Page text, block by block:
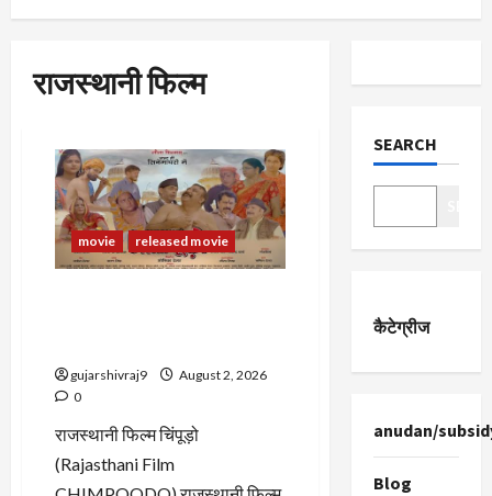
राजस्थानी फिल्म
movie released movie
gujarshivraj9
August 2, 2026
0
राजस्थानी फिल्म चिंपूड़ो
(Rajasthani Film
SEARCH
कैटेग्रीज
anudan/
Blog